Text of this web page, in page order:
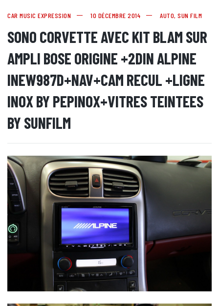
CAR MUSIC EXPRESSION 10 DÉCEMBRE 2014 AUTO, SUN FILM
SONO CORVETTE AVEC KIT BLAM SUR
AMPLI BOSE ORIGINE +2DIN ALPINE
INEW987D+NAV+CAM RECUL +LIGNE
INOX BY PEPINOX+VITRES TEINTEES
BY SUNFILM